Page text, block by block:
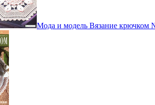
Мода и модель Вязание крючком